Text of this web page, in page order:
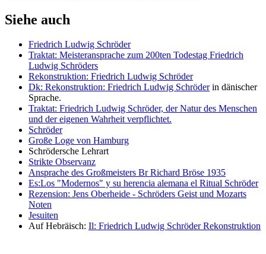
Siehe auch
Friedrich Ludwig Schröder
Traktat: Meisteransprache zum 200ten Todestag Friedrich
Ludwig Schröders
Rekonstruktion: Friedrich Ludwig Schröder
Dk: Rekonstruktion: Friedrich Ludwig Schröderin dänischer
Sprache.
Traktat: Friedrich Ludwig Schröder, der Natur des Menschen
und der eigenen Wahrheit verpflichtet.
Schröder
Große Loge von Hamburg
Schrödersche Lehrart
Strikte Observanz
Ansprache des Großmeisters Br Richard Bröse 1935
Es:Los "Modernos" y su herencia alemana el Ritual Schröder
Rezension: Jens Oberheide - Schröders Geist und Mozarts
Noten
Jesuiten
Auf Hebräisch: Il: Friedrich Ludwig Schröder Rekonstruktion